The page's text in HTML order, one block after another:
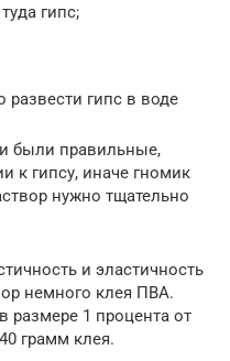
гипс;
гипс в воде
были правильные,
к гипсу, иначе гномик
нужно тщательно
и эластичность
немного клея ПВА.
размере 1 процента от
грамм клея.